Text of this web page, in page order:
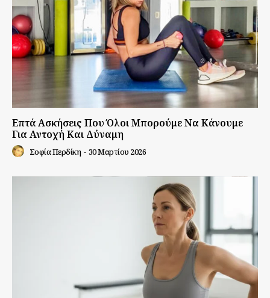
Επτά Ασκήσεις Που Όλοι Μπορούμε Να Κάνουμε
Για Αντοχή Και Δύναμη
Σοφία Περδίκη - 30 Μαρτίου 2026